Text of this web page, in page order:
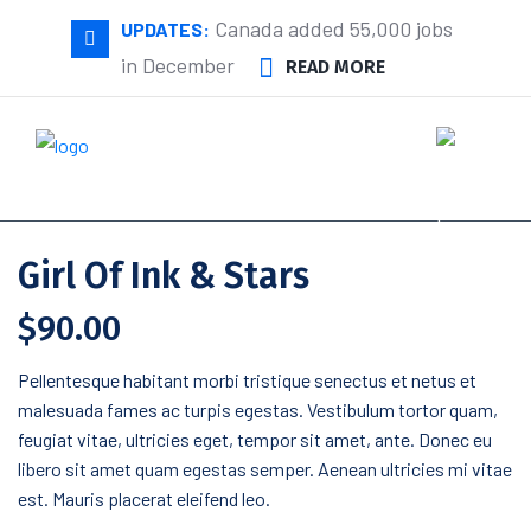
UPDATES: Canada added 55,000 jobs
in December
READ MORE
Girl Of Ink & Stars
$90.00
Pellentesque habitant morbi tristique senectus et netus et
malesuada fames ac turpis egestas. Vestibulum tortor quam,
feugiat vitae, ultricies eget, tempor sit amet, ante. Donec eu
libero sit amet quam egestas semper. Aenean ultricies mi vitae
est. Mauris placerat eleifend leo.